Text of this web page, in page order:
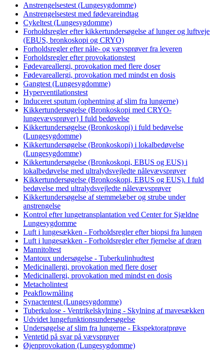
Anstrengelsestest (Lungesygdomme)
Anstrengelsestest med fødevareindtag
Cykeltest (Lungesygdomme)
Forholdsregler efter kikkertundersøgelse af lunger og luftveje
(EBUS, bronkoskopi og CRYO)
Forholdsregler efter nåle- og vævsprøver fra leveren
Forholdsregler efter provokationstest
Fødevareallergi, provokation med flere doser
Fødevareallergi, provokation med mindst en dosis
Gangtest (Lungesygdomme)
Hyperventilationstest
Induceret sputum (ophentning af slim fra lungerne)
Kikkertundersøgelse (Bronkoskopi med CRYO-
lungevævsprøver) I fuld bedøvelse
Kikkertundersøgelse (Bronkoskopi) i fuld bedøvelse
(Lungesygdomme)
Kikkertundersøgelse (Bronkoskopi) i lokalbedøvelse
(Lungesygdomme)
Kikkertundersøgelse (Bronkoskopi, EBUS og EUS) i
lokalbedøvelse med ultralydsvejledte nålevævsprøver
Kikkertundersøgelse (Bronkoskopi, EBUS og EUS). I fuld
bedøvelse med ultralydsvejledte nålevævsprøver
Kikkertundersøgelse af stemmelæber og strube under
anstrengelse
Kontrol efter lungetransplantation ved Center for Sjældne
Lungesygdomme
Luft i lungesækken - Forholdsregler efter biopsi fra lungen
Luft i lungesækken - Forholdsregler efter fjernelse af dræn
Mannitoltest
Mantoux undersøgelse - Tuberkulinhudtest
Medicinallergi, provokation med flere doser
Medicinallergi, provokation med mindst en dosis
Metacholintest
Peakflowmåling
Synactentest (Lungesygdomme)
Tuberkulose - Ventrikelskylning - Skylning af mavesækken
Udvidet lungefunktionsundersøgelse
Undersøgelse af slim fra lungerne - Ekspektoratprøve
Ventetid på svar på vævsprøver
Øjenprovokation (Lungesygdomme)